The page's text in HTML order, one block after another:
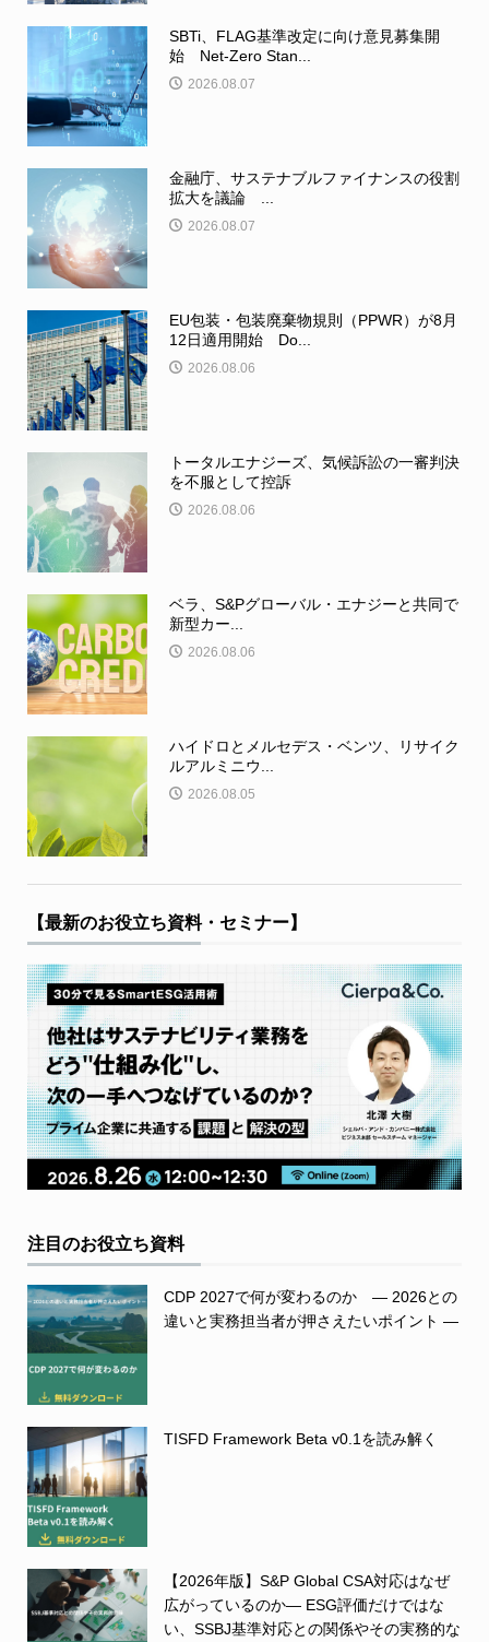
SBTi、FLAG基準改定に向け意見募集開
始 Net-Zero Stan...
2026.08.07
金融庁、サステナブルファイナンスの役割
拡大を議論 ...
2026.08.07
EU包装・包装廃棄物規則（PPWR）が8月
12日適用開始 Do...
2026.08.06
トータルエナジーズ、気候訴訟の一審判決
を不服として控訴
2026.08.06
ベラ、S&Pグローバル・エナジーと共同で
新型カー...
2026.08.06
ハイドロとメルセデス・ベンツ、リサイク
ルアルミニウ...
2026.08.05
【最新のお役立ち資料・セミナー】
注目のお役立ち資料
CDP 2027で何が変わるのか ― 2026との
違いと実務担当者が押さえたいポイント ―
TISFD Framework Beta v0.1を読み解く
【2026年版】S&P Global CSA対応はなぜ
広がっているのか― ESG評価だけではな
い、SSBJ基準対応との関係やその実務的な